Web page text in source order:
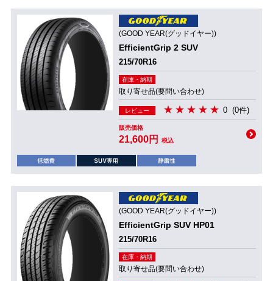
(GOOD YEAR(グッドイヤー))
EfficientGrip 2 SUV
215/70R16
在庫・納期
取り寄せ品(要問い合わせ)
レビュー 0 (0件)
販売価格
21,600円 税込
(GOOD YEAR(グッドイヤー))
EfficientGrip SUV HP01
215/70R16
在庫・納期
取り寄せ品(要問い合わせ)